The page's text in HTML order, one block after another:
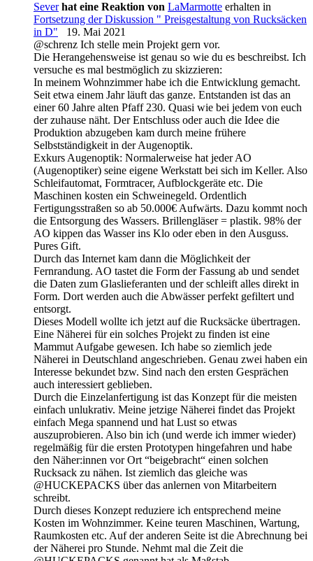
Sever hat eine Reaktion von LaMarmotte erhalten in
Fortsetzung der Diskussion " Preisgestaltung von Rucksäcken
in D"
19. Mai 2021
@schrenz Ich stelle mein Projekt gern vor.
Die Herangehensweise ist genau so wie du es beschreibst. Ich
versuche es mal bestmöglich zu skizzieren:
In meinem Wohnzimmer habe ich die Entwicklung gemacht.
Seit etwa einem Jahr läuft das ganze. Entstanden ist das an
einer 60 Jahre alten Pfaff 230. Quasi wie bei jedem von euch
der zuhause näht. Der Entschluss oder auch die Idee die
Produktion abzugeben kam durch meine frühere
Selbstständigkeit in der Augenoptik.
Exkurs Augenoptik: Normalerweise hat jeder AO
(Augenoptiker) seine eigene Werkstatt bei sich im Keller. Also
Schleifautomat, Formtracer, Aufblockgeräte etc. Die
Maschinen kosten ein Schweinegeld. Ordentlich
Fertigungsstraßen so ab 50.000€ Aufwärts. Dazu kommt noch
die Entsorgung des Wassers. Brillengläser = plastik. 98% der
AO kippen das Wasser ins Klo oder eben in den Ausguss.
Pures Gift.
Durch das Internet kam dann die Möglichkeit der
Fernrandung. AO tastet die Form der Fassung ab und sendet
die Daten zum Glaslieferanten und der schleift alles direkt in
Form. Dort werden auch die Abwässer perfekt gefiltert und
entsorgt.
Dieses Modell wollte ich jetzt auf die Rucksäcke übertragen.
Eine Näherei für ein solches Projekt zu finden ist eine
Mammut Aufgabe gewesen. Ich habe so ziemlich jede
Näherei in Deutschland angeschrieben. Genau zwei haben ein
Interesse bekundet bzw. Sind nach den ersten Gesprächen
auch interessiert geblieben.
Durch die Einzelanfertigung ist das Konzept für die meisten
einfach unlukrativ. Meine jetzige Näherei findet das Projekt
einfach Mega spannend und hat Lust so etwas
auszuprobieren. Also bin ich (und werde ich immer wieder)
regelmäßig für die ersten Prototypen hingefahren und habe
den Näher:innen vor Ort “beigebracht“ einen solchen
Rucksack zu nähen. Ist ziemlich das gleiche was
@HUCKEPACKS über das anlernen von Mitarbeitern
schreibt.
Durch dieses Konzept reduziere ich entsprechend meine
Kosten im Wohnzimmer. Keine teuren Maschinen, Wartung,
Raumkosten etc. Auf der anderen Seite ist die Abrechnung bei
der Näherei pro Stunde. Nehmt mal die Zeit die